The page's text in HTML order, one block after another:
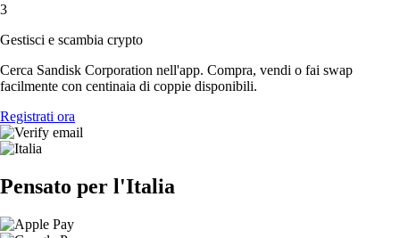
3
Gestisci e scambia crypto
Cerca Sandisk Corporation nell'app. Compra, vendi o fai swap
facilmente con centinaia di coppie disponibili.
Registrati ora
Pensato per l'Italia